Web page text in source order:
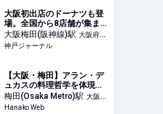
大阪初出店のドーナツも登
場。全国から8店舗が集ま
る『どーなつまつり！』が
阪神梅田本店で開催される
みたい | 神戸ジャーナル
大阪梅田(阪神線)駅 大阪府大
阪市北区
神戸ジャーナル
【大阪・梅田】アラン・デ
ュカスの料理哲学を体現す
る新業態のサロンが〈阪急
うめだ本店〉にオープン。
梅田(Osaka Metro)駅 大阪府
大阪市北区
Hanako Web